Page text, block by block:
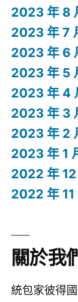
2023 年 8
2023 年 7
2023 年 6
2023 年 5
2023 年 4
2023 年 3
2023 年 2
2023 年 1
2022 年 12
2022 年 11
關於我
統包家彼得